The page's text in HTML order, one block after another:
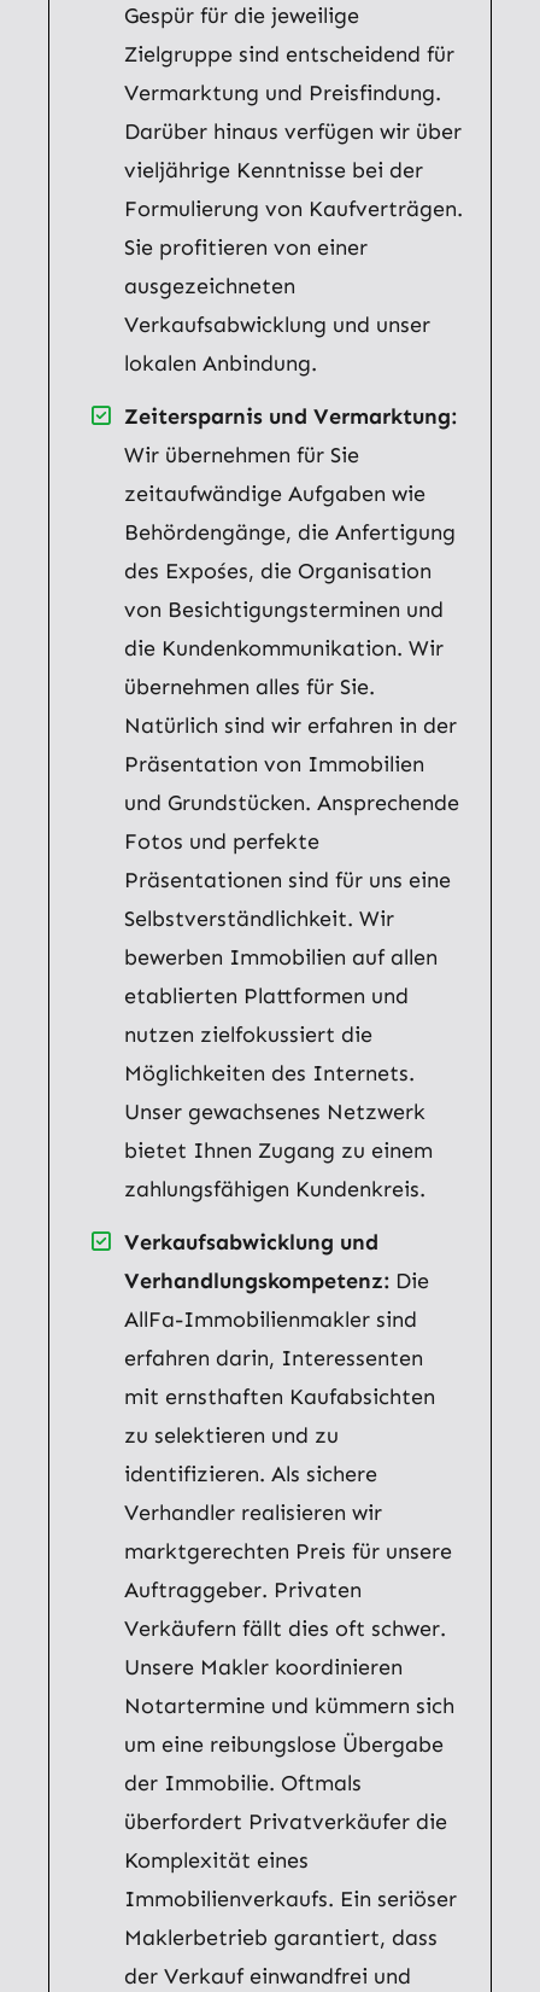
Gespür für die jeweilige
Zielgruppe sind entscheidend für
Vermarktung und Preisfindung.
Darüber hinaus verfügen wir über
vieljährige Kenntnisse bei der
Formulierung von Kaufverträgen.
Sie profitieren von einer
ausgezeichneten
Verkaufsabwicklung und unser
lokalen Anbindung.
Zeitersparnis und Vermarktung:
Wir übernehmen für Sie
zeitaufwändige Aufgaben wie
Behördengänge, die Anfertigung
des Expośes, die Organisation
von Besichtigungsterminen und
die Kundenkommunikation. Wir
übernehmen alles für Sie.
Natürlich sind wir erfahren in der
Präsentation von Immobilien
und Grundstücken. Ansprechende
Fotos und perfekte
Präsentationen sind für uns eine
Selbstverständlichkeit. Wir
bewerben Immobilien auf allen
etablierten Plattformen und
nutzen zielfokussiert die
Möglichkeiten des Internets.
Unser gewachsenes Netzwerk
bietet Ihnen Zugang zu einem
zahlungsfähigen Kundenkreis.
Verkaufsabwicklung und
Verhandlungskompetenz: Die
AllFa-Immobilienmakler sind
erfahren darin, Interessenten
mit ernsthaften Kaufabsichten
zu selektieren und zu
identifizieren. Als sichere
Verhandler realisieren wir
marktgerechten Preis für unsere
Auftraggeber. Privaten
Verkäufern fällt dies oft schwer.
Unsere Makler koordinieren
Notartermine und kümmern sich
um eine reibungslose Übergabe
der Immobilie. Oftmals
überfordert Privatverkäufer die
Komplexität eines
Immobilienverkaufs. Ein seriöser
Maklerbetrieb garantiert, dass
der Verkauf einwandfrei und